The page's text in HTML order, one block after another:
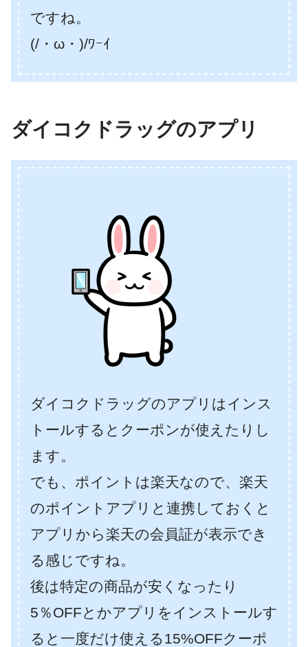
ですね。
(/・ω・)/ﾜｰｲ
ダイコクドラッグのアプリ
ダイコクドラッグのアプリはインス
トールするとクーポンが使えたりし
ます。
でも、ポイントは楽天なので、楽天
のポイントアプリと連携しておくと
アプリから楽天の会員証が表示でき
る感じですね。
後は特定の商品が安くなったり
5％OFFとかアプリをインストールす
ると一度だけ使える15%OFFクーポ